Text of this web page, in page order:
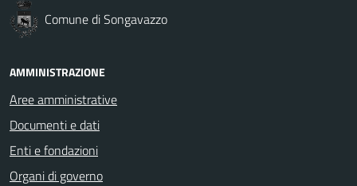
Comune di Songavazzo
AMMINISTRAZIONE
Aree amministrative
Documenti e dati
Enti e fondazioni
Organi di governo